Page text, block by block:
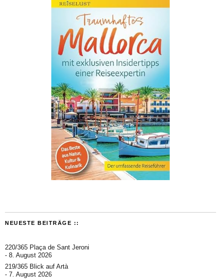
NEUESTE BEITRÄGE ::
220/365 Plaça de Sant Jeroni
8. August 2026
219/365 Blick auf Artà
7. August 2026